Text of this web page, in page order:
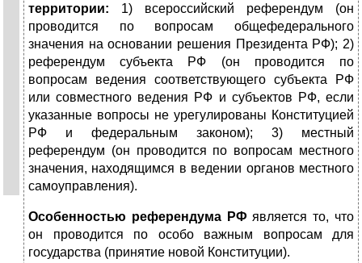
территории: 1) всероссийский референдум (он
проводится по вопросам общефедерального
значения на основании решения Президента РФ); 2)
референдум субъекта РФ (он проводится по
вопросам ведения соответствующего субъекта РФ
или совместного ведения РФ и субъектов РФ, если
указанные вопросы не урегулированы Конституцией
РФ и федеральным законом); 3) местный
референдум (он проводится по вопросам местного
значения, находящимся в ведении органов местного
самоуправления).
Особенностью референдума РФ является то, что
он проводится по особо важным вопросам для
государства (принятие новой Конституции).